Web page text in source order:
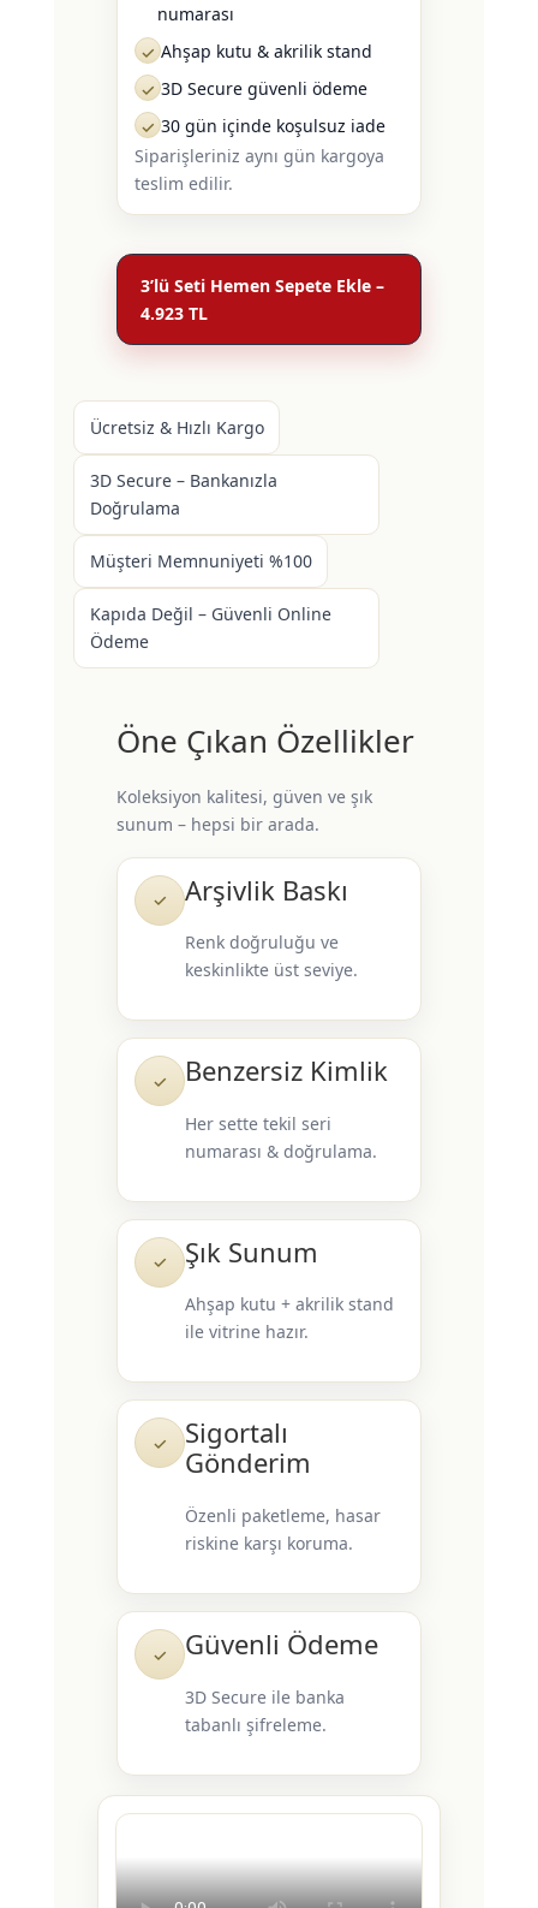
numarası
✓ Ahşap kutu & akrilik stand
✓ 3D Secure güvenli ödeme
✓ 30 gün içinde koşulsuz iade
Siparişleriniz aynı gün kargoya
teslim edilir.
3’lü Seti Hemen Sepete Ekle –
4.923 TL
Ücretsiz & Hızlı Kargo
3D Secure – Bankanızla
Doğrulama
Müşteri Memnuniyeti %100
Kapıda Değil – Güvenli Online
Ödeme
Öne Çıkan Özellikler
Koleksiyon kalitesi, güven ve şık
sunum – hepsi bir arada.
✓ Arşivlik Baskı
Renk doğruluğu ve
keskinlikte üst seviye.
✓ Benzersiz Kimlik
Her sette tekil seri
numarası & doğrulama.
✓ Şık Sunum
Ahşap kutu + akrilik stand
ile vitrine hazır.
✓
Sigortalı
Gönderim
Özenli paketleme, hasar
riskine karşı koruma.
✓ Güvenli Ödeme
3D Secure ile banka
tabanlı şifreleme.